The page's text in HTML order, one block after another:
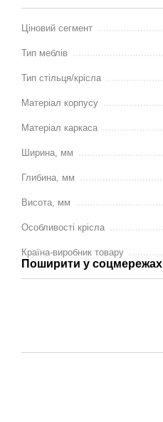
Ціновий сегмент
Тип меблів
Тип стільця/крісла
Матеріал корпусу
Матеріал каркаса
Ширина, мм
Глибина, мм
Висота, мм
Особливості крісла
Країна-виробник товару
Поширити у соцмережах